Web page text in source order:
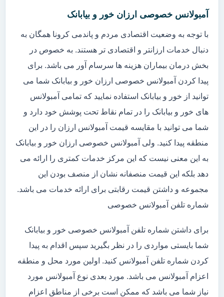
آمبولانس خصوصی ارزان خور و بیابانک
با توجه به وضعیت اقتصادی مردم و پاندمی کرونا همگان به
دنبال خدمات ارزانتر و اقتصادی تر هستند. به خصوص در
بخش درمان بیماران هزینه ها سرسام آور می باشد. برای
پیدا کردن آمبولانس خصوصی ارزان خور و بیابانک شما می
توانید از خور و بیابانک استفاده نمایید که تمامی آمبولانس
های خور و بیابانک را در تمام نقاط تحت پوشش خود دارد و
شما می توانید با مقایسه قیمت آمبولانس ارزان را در این
منطقه پیدا کنید. ولی آمبولانس خصوصی ارزان خور و بیابانک
به این معنی نیست که این مرکز خدمات کمتری را ارائه می
دهد بلکه این قیمت منصفانه نشان از منصف بودن این
مجموعه و داشتن قیمت رقابتی برای ارائه خدمات می باشد.
شماره تلفن آمبولانس خصوصی
برای داشتن شماره تلفن آمبولانس خصوصی خور و بیابانک
شما بایستی مواردی را در نظر بگیرید سپس اقدام به پیدا
کردن شماره تلفن آمبولانس کنید. اولین مورد محل و منطقه
اعزام آمبولانس می باشد. مورد بعدی نوع آمبولانس مورد
نیاز شما می باشد که ممکن است برخی از مناطق اعزام